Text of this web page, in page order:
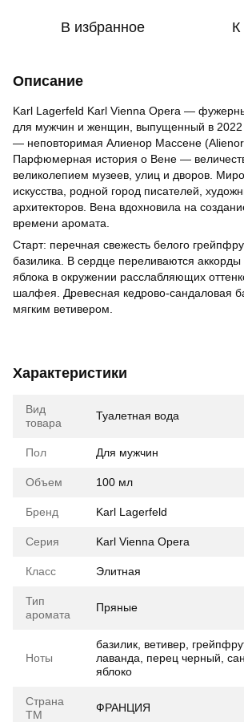
В избранное К
Описание
Karl Lagerfeld Karl Vienna Opera —
для мужчин и женщин, выпущенный в
— неповторимая Алиенор Массене (Alienor
Парфюмерная история о Вене —
великолепием музеев, улиц и дворов.
искусства, родной город писателей,
архитекторов. Вена вдохновила на
времени аромата.
Старт: перечная свежесть белого
базилика. В сердце переливаются аккорды
яблока в окружении расслабляющих
шалфея. Древесная кедрово-сандаловая
мягким ветивером.
Характеристики
Вид
товара
Туалетная вода
Пол Для мужчин
Объем 100 мл
Бренд Karl Lagerfeld
Серия Karl Vienna Opera
Класс Элитная
Тип
аромата
Пряные
Ноты
базилик, ветивер,
лаванда, перец черный,
яблоко
Страна
ТМ
ФРАНЦИЯ